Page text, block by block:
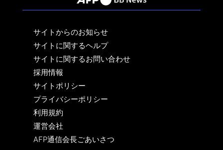
サイトからのお知らせ
サイトに関するヘルプ
サイトに関するお問い合わせ
採用情報
サイトポリシー
プライバシーポリシー
利用規約
運営会社
AFP通信会長ごあいさつ